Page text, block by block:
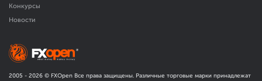
Конкурсы
Новости
2005 - 2026 © FXOpen Все права защищены. Различные торговые марки принадлежат